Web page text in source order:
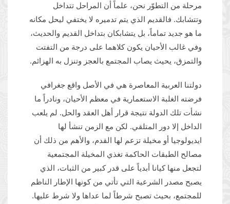
مرحلة من التطوّر نحن، علماً أن المراحل تتداخل
وتتشابك. فالقديم الذي يتم تدميره لا يختفي ليحل مكانه
ما هو جديد تماماً، بل يتشابكان بتداخل القديم والحديث،
وفي غالب الأحيان يكون كلاهما على درجة من التفتت
والتمزق، يحيث يصاب المجتمع بالعجز وتنزل به الهزائم.
دولتنا العربية المعاصرة هي في الأصل واقع جغرافي
فرضته الغلبة الاستعمارية في معظم الأحيان، ونادراً ما
نشأت تلك الدولة نتيجة قرار أهل العقد والحل. لم يلعب
الداخل إلا دور المتلقي. لكن مع الزمن تنشأ لها
ايديولوجيا أو مخيلة تزعم لها القدم، والأهم من ذلك أن
مصالح الطبقات الحاكمة تغذي المخيلة المجتمعية
لتجعل منها كيانا أبدياً على قدر كبير من الثبات، الذي
يصبح مصدر الشرعية التي تأتي من كونها الإطار الناظم
للمجتمع، بحيث تصبح شرطاً لما عداها ولا شرط عليها.